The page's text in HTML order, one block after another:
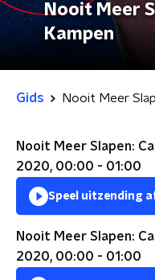
Nooit Meer
Kampen
Gids Nooit Meer
Nooit Meer Slapen:
2020, 00:00 - 01:00
Speel uitzending
Nooit Meer Slapen:
2020, 00:00 - 01:00